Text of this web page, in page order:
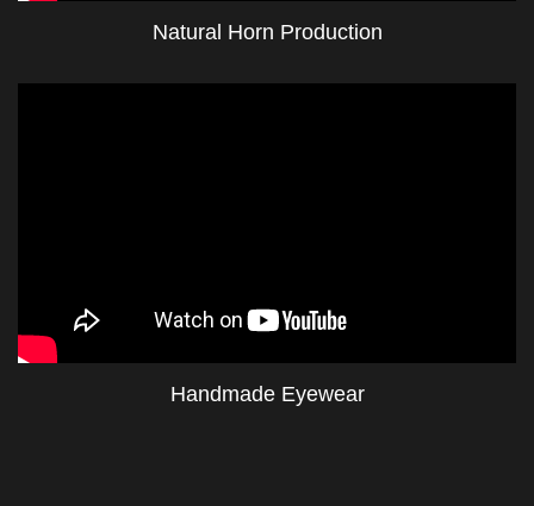
Natural Horn Production
Handmade Eyewear